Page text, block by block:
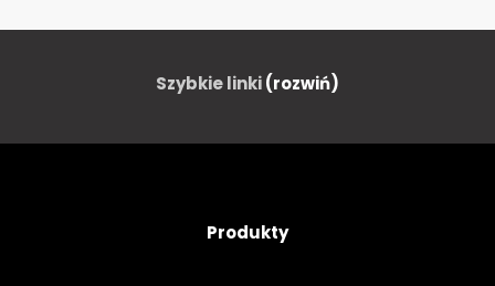
Szybkie linki(rozwiń)
Produkty